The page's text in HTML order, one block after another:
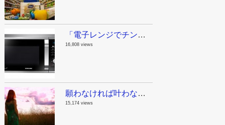
「電子レンジでチンする」は英語でなんて言うの？意外な単語が動詞になる話。
16,808 views
願わなければ叶わない！やりたいことリスト100を作ってみたよ。
15,174 views